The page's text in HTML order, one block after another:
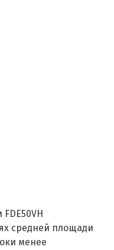
средней площади
менее